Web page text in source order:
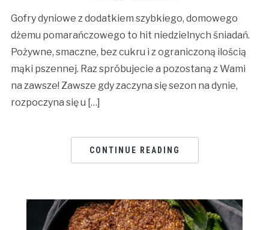
Gofry dyniowe z dodatkiem szybkiego, domowego
dżemu pomarańczowego to hit niedzielnych śniadań.
Pożywne, smaczne, bez cukru i z ograniczoną ilością
mąki pszennej. Raz spróbujecie a pozostaną z Wami
na zawsze! Zawsze gdy zaczyna się sezon na dynie,
rozpoczyna się u […]
CONTINUE READING